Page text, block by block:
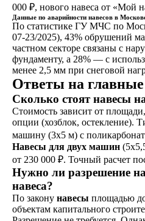
000 ₽, нового навеса от «Мой
Данные по аварийности навесов в
По статистике ГУ МЧС по
07-23/2025), 43% обрушений
частном секторе связаны с
фундаменту, а 28% — с
менее 2,5 мм при снеговой
Ответы на
Сколько стоят навесы
Стоимость зависит от
опции (хозблок, остекление).
машину (3x5 м) с
Навесы для двух машин
от 230 000 ₽. Точный расчет
Нужно ли разрешение на
навеса?
По закону навесы площадью
объектам капитального